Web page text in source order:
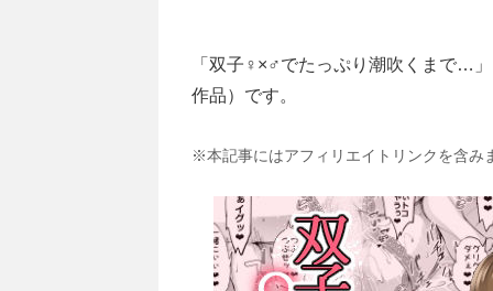
「双子♀×♂でたっぷり潮吹くまで…
作品）です。
※本記事にはアフィリエイトリンクを含み